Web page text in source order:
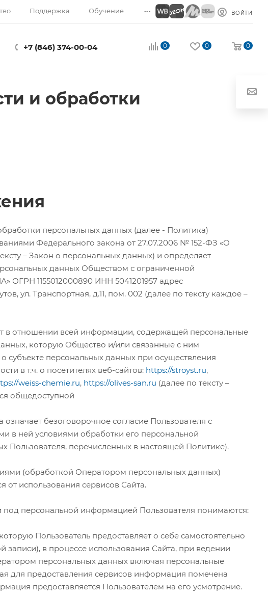
Поддержка Обучение ... ВОЙТИ
+7 (846) 374-00-04 0 0 0
и обработки
персональных данных (далее - Политика)
Федерального закона от 27.07.2006 № 152-ФЗ «О
– Закон о персональных данных) и определяет
данных Обществом с ограниченной
ОГРН 1155012000890 ИНН 5041201957 адрес
ул. Транспортная, д.11, пом. 002 (далее по тексту каждое –
в отношении всей информации, содержащей персональные
которую Общество и/или связанные с ним
субъекте персональных данных при осуществления
в т.ч. о посетителях веб-сайтов: https://stroyst.ru,
weiss-chemie.ru, https://olives-san.ru (далее по тексту –
общедоступной
безоговорочное согласие Пользователя с
в ней условиями обработки его персональной
Пользователя, перечисленных в настоящей Политике).
(обработкой Оператором персональных данных)
от использования сервисов Сайта.
персональной информацией Пользователя понимаются:
Пользователь предоставляет о себе самостоятельно
записи), в процессе использования Сайта, при ведении
персональных данных включая персональные
для предоставления сервисов информация помечена
предоставляется Пользователем на его усмотрение.